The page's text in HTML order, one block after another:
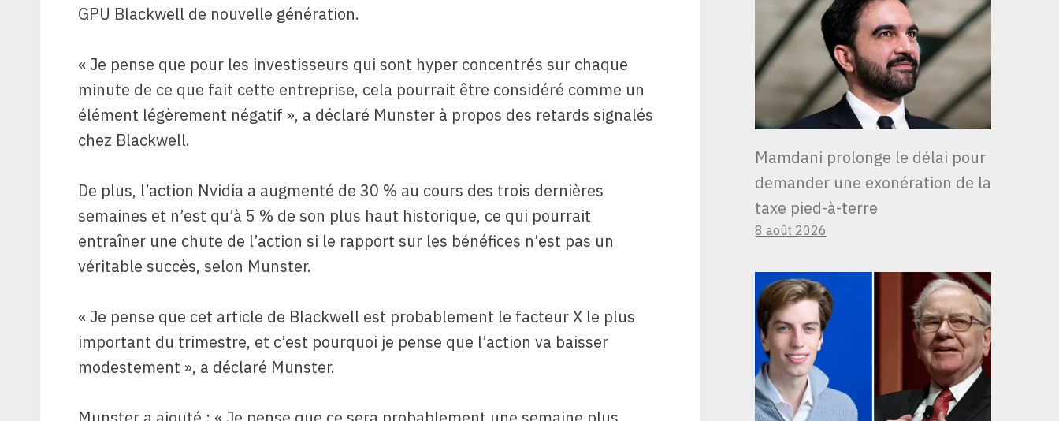
GPU Blackwell de nouvelle génération.
« Je pense que pour les investisseurs qui sont hyper concentrés sur chaque
minute de ce que fait cette entreprise, cela pourrait être considéré comme un
élément légèrement négatif », a déclaré Munster à propos des retards signalés
chez Blackwell.
De plus, l’action Nvidia a augmenté de 30 % au cours des trois dernières
semaines et n’est qu’à 5 % de son plus haut historique, ce qui pourrait
entraîner une chute de l’action si le rapport sur les bénéfices n’est pas un
véritable succès, selon Munster.
« Je pense que cet article de Blackwell est probablement le facteur X le plus
important du trimestre, et c’est pourquoi je pense que l’action va baisser
modestement », a déclaré Munster.
Mamdani prolonge le délai pour
demander une exonération de la
taxe pied-à-terre
8 août 2026